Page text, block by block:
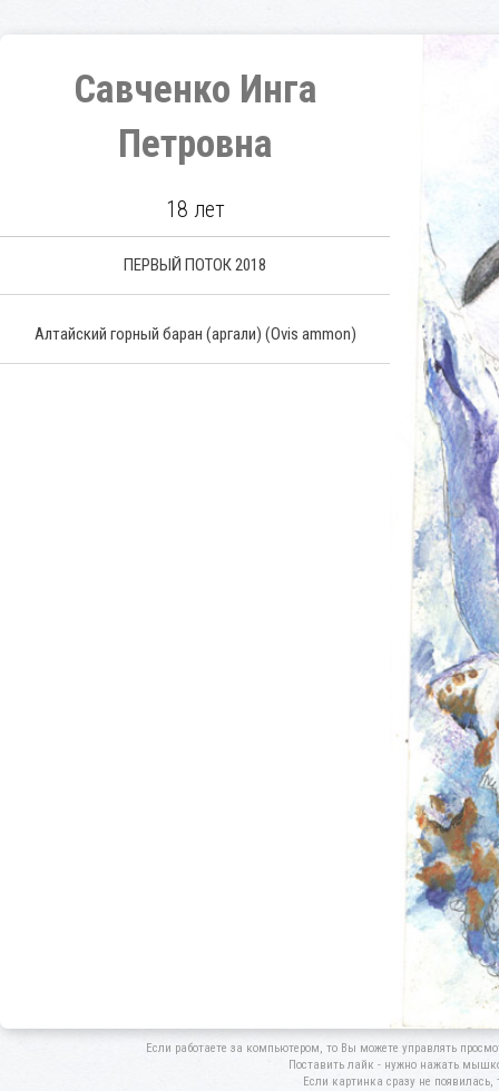
Савченко Инга
Петровна
18 лет
ПЕРВЫЙ ПОТОК 2018
Алтайский горный баран (аргали) (Ovis ammon)
Если работаете за компьютером, то Вы можете управлять
Поставить лайк - нужно нажать
Если картинка сразу не появилась,